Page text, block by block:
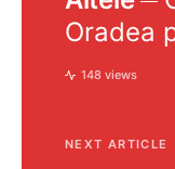
Oradea
148 views
NEXT ARTICLE